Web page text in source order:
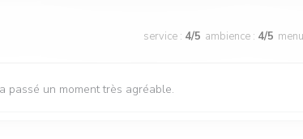
service : 4/5 ambience : 4/5 menu
passé un moment très agréable.